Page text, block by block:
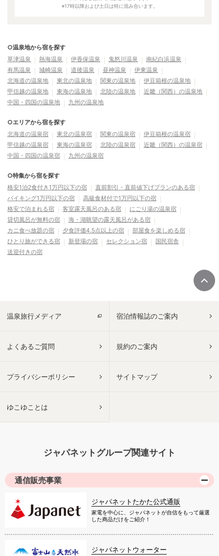
※17時以降および土日は特に混み合います。
○温泉地から宿を探す
草津温泉
熱海温泉 伊香保温泉 鬼怒川温泉
南紀白浜温泉
有馬温泉
城崎温泉 道後温泉 昼神温泉
伊東温泉
北海道の温泉地
東北の温泉地 関東の温泉地
伊豆箱根の温泉地
甲信越の温泉地
東海の温泉地 北陸の温泉地
近畿（関西）の温泉地
中国・四国の温泉地
九州の温泉地
○エリアから宿を探す
北海道の温泉宿
東北の温泉宿 関東の温泉宿
伊豆箱根の温泉宿
甲信越の温泉宿
東海の温泉宿 北陸の温泉宿
近畿（関西）の温泉宿
中国・四国の温泉宿
九州の温泉宿
○特集から宿を探す
格安1泊2食付き1万円以下の宿
直前割引・直前値下げプランのある宿
バイキング1万円以下の宿
高級食材付で1万円以下の宿
格安で泊まれる宿
客室露天風呂のある宿
にごり湯の温泉宿
貸切風呂が無料の宿
海・湖眺望の露天風呂がある宿
カニ食べ放題の宿
夕食評価4.5点以上の宿
部屋食を楽しめる宿
ひとり旅ができる宿
新登場の宿 セレクション宿
国民宿舎
送迎付きの宿
温泉旅行メディア 宿泊情報誌のご案内
よくあるご質問 規約のご案内
プライバシーポリシー サイトマップ
ゆこゆことは
ジャパネットグループ関連サイト
通信販売事業
ジャパネットたかた公式通販
家電を中心に、ジャパネットが自信をもって厳選
した商品だけをご紹介！
ジャパネットウォーター